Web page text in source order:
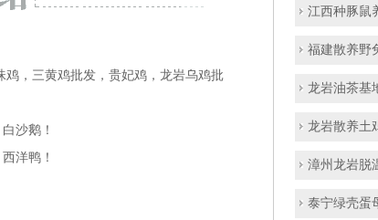
，三黄鸡批发，贵妃鸡，龙岩乌鸡批
沙鹅！
洋鸭！
江西种豚鼠
福建散养野
龙岩油茶基
龙岩散养土
漳州龙岩脱
泰宁​绿壳蛋